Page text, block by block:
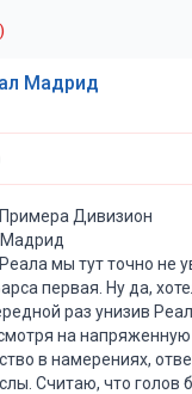
Мадрид
Дивизион
Мадрид
тут точно не увидим.
первая. Ну да,
раз унизив
на
в намерениях,
Считаю, что голов